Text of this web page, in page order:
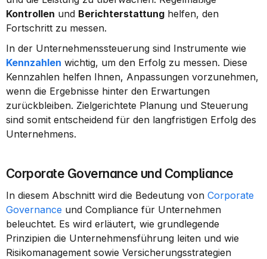
Kontrollen und Berichterstattung helfen, den
Fortschritt zu messen.
Kennzahlen wichtig, um den Erfolg zu messen. Diese
Kennzahlen helfen Ihnen, Anpassungen vorzunehmen,
wenn die Ergebnisse hinter den Erwartungen
zurückbleiben. Zielgerichtete Planung und Steuerung
sind somit entscheidend für den langfristigen Erfolg des
Unternehmens.
Corporate Governance und Compliance
In diesem Abschnitt wird die Bedeutung von Corporate
Governance und Compliance für Unternehmen
beleuchtet. Es wird erläutert, wie grundlegende
Prinzipien die Unternehmensführung leiten und wie
Risikomanagement sowie Versicherungsstrategien